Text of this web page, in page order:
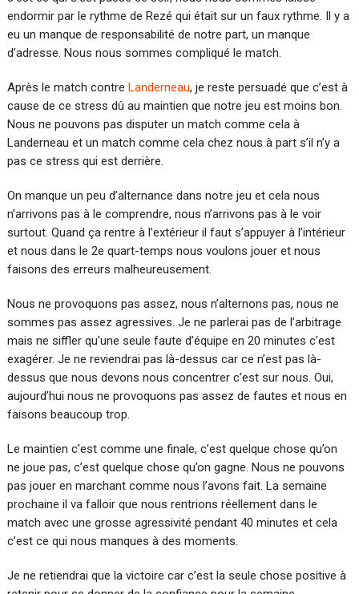
endormir par le rythme de Rezé qui était sur un faux rythme. Il y a
eu un manque de responsabilité de notre part, un manque
d’adresse. Nous nous sommes compliqué le match.
Après le match contre Landerneau, je reste persuadé que c’est à
cause de ce stress dû au maintien que notre jeu est moins bon.
Nous ne pouvons pas disputer un match comme cela à
Landerneau et un match comme cela chez nous à part s’il n’y a
pas ce stress qui est derrière.
On manque un peu d’alternance dans notre jeu et cela nous
n’arrivons pas à le comprendre, nous n’arrivons pas à le voir
surtout. Quand ça rentre à l’extérieur il faut s’appuyer à l’intérieur
et nous dans le 2e quart-temps nous voulons jouer et nous
faisons des erreurs malheureusement.
Nous ne provoquons pas assez, nous n’alternons pas, nous ne
sommes pas assez agressives. Je ne parlerai pas de l’arbitrage
mais ne siffler qu’une seule faute d’équipe en 20 minutes c’est
exagérer. Je ne reviendrai pas là-dessus car ce n’est pas là-
dessus que nous devons nous concentrer c’est sur nous. Oui,
aujourd’hui nous ne provoquons pas assez de fautes et nous en
faisons beaucoup trop.
Le maintien c’est comme une finale, c’est quelque chose qu’on
ne joue pas, c’est quelque chose qu’on gagne. Nous ne pouvons
pas jouer en marchant comme nous l’avons fait. La semaine
prochaine il va falloir que nous rentrions réellement dans le
match avec une grosse agressivité pendant 40 minutes et cela
c’est ce qui nous manques à des moments.
Je ne retiendrai que la victoire car c’est la seule chose positive à